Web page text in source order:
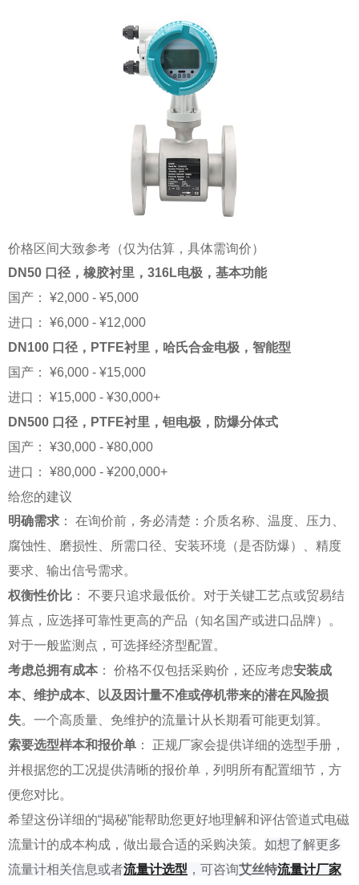
价格区间大致参考（仅为估算，具体需询价）
DN50 口径，橡胶衬里，316L电极，基本功能
国产： ¥2,000 - ¥5,000
进口： ¥6,000 - ¥12,000
DN100 口径，PTFE衬里，哈氏合金电极，智能型
国产： ¥6,000 - ¥15,000
进口： ¥15,000 - ¥30,000+
DN500 口径，PTFE衬里，钽电极，防爆分体式
国产： ¥30,000 - ¥80,000
进口： ¥80,000 - ¥200,000+
给您的建议
明确需求 ： 在询价前，务必清楚：介质名称、温度、压力、
腐蚀性、磨损性、所需口径、安装环境（是否防爆）、精度
要求、输出信号需求。
权衡性价比 ： 不要只追求最低价。对于关键工艺点或贸易结
算点，应选择可靠性更高的产品（知名国产或进口品牌）。
对于一般监测点，可选择经济型配置。
考虑总拥有成本 ： 价格不仅包括采购价，还应考虑安装成
本、维护成本、以及因计量不准或停机带来的潜在风险损
失。一个高质量、免维护的流量计从长期看可能更划算。
索要选型样本和报价单 ： 正规厂家会提供详细的选型手册，
并根据您的工况提供清晰的报价单，列明所有配置细节，方
便您对比。
希望这份详细的“揭秘”能帮助您更好地理解和评估管道式电磁
流量计的成本构成，做出最合适的采购决策。 如想了解更多
流量计相关信息或者流量计选型 ，可咨询艾丝特流量计厂家